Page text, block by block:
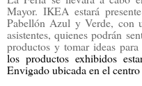
Mayor. IKEA estará
Pabellón Azul y Verde, con
asistentes, quienes podrán
productos y tomar ideas
los productos exhibidos
Envigado ubicada en el